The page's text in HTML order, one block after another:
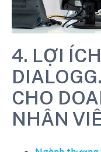
4. LỢI
CHO
NHÂN